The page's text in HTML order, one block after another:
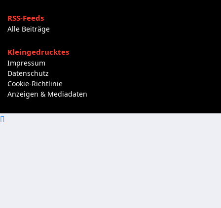
RSS-Feeds
Alle Beiträge
Kleingedrucktes
Impressum
Datenschutz
Cookie-Richtlinie
Anzeigen & Mediadaten